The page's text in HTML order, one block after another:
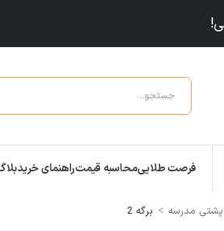
فرصت طلاییمحاسبه قیمتراهنمای خرید
پشتی مدرسه > برگه 2